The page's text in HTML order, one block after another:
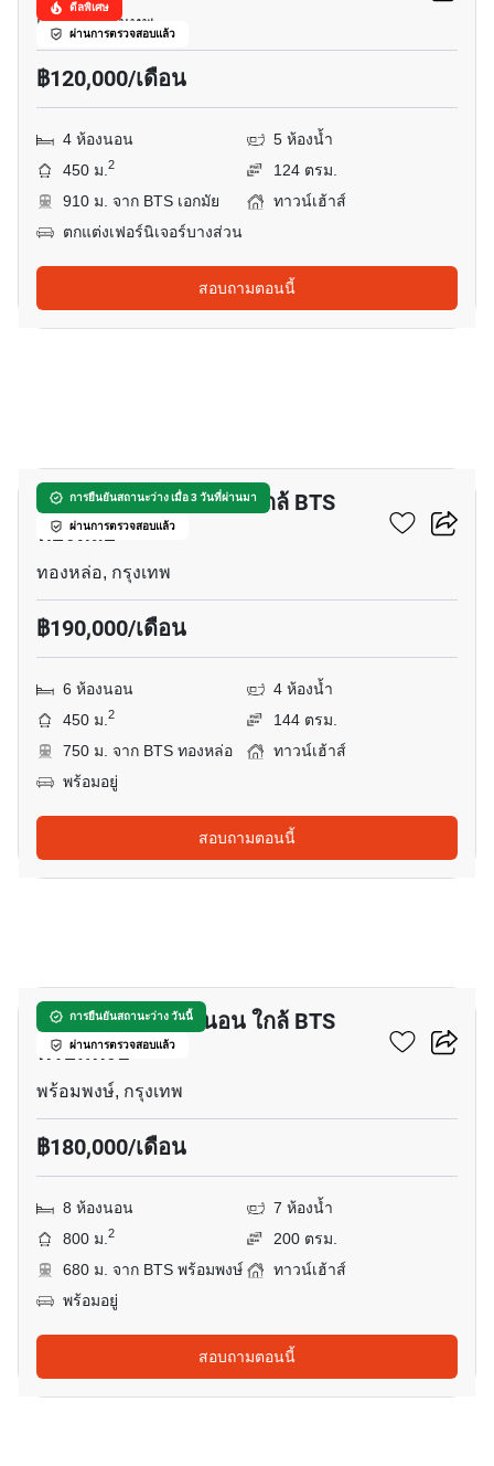
ดีลพิเศษ
ผ่านการตรวจสอบแล้ว
เอกมัย, กรุงเทพ
฿120,000/เดือน
4 ห้องนอน
5 ห้องน้ำ
450 ม.2
124 ตรม.
910 ม. จาก BTS เอกมัย
ทาวน์เฮ้าส์
ตกแต่งเฟอร์นิเจอร์บางส่วน
สอบถามตอนนี้
การยืนยันสถานะว่าง เมื่อ 3 วันที่ผ่านมา
ผ่านการตรวจสอบแล้ว
ทาวน์เฮ้าส์ 6-ห้องนอน ใกล้ BTS
ทองหล่อ
ทองหล่อ, กรุงเทพ
฿190,000/เดือน
6 ห้องนอน
4 ห้องน้ำ
450 ม.2
144 ตรม.
750 ม. จาก BTS ทองหล่อ
ทาวน์เฮ้าส์
พร้อมอยู่
สอบถามตอนนี้
การยืนยันสถานะว่าง วันนี้
ผ่านการตรวจสอบแล้ว
ทาวน์เฮ้าส์ 8-ห้องนอน ใกล้ BTS
พร้อมพงษ์
พร้อมพงษ์, กรุงเทพ
฿180,000/เดือน
8 ห้องนอน
7 ห้องน้ำ
800 ม.2
200 ตรม.
680 ม. จาก BTS พร้อมพงษ์
ทาวน์เฮ้าส์
พร้อมอยู่
สอบถามตอนนี้